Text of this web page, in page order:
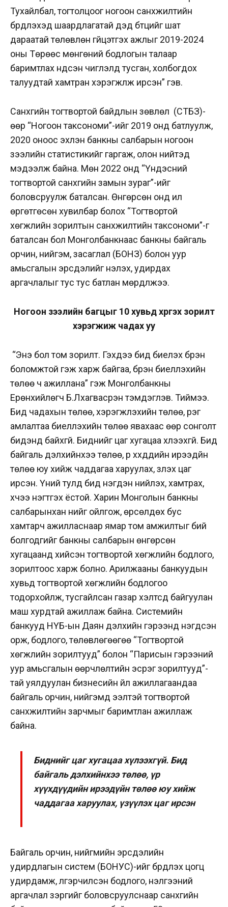
Тухайлбал, тогтолцоог ногоон санхүүжилтийн
бүрдүүлэхэд шаардлагатай дэд бүтцийг шат
дараатай төлөвлөн гүйцэтгэх ажлыг 2019-2024
оны Төрөөс мөнгөний бодлогын талаар
баримтлах үндсэн чиглэлд тусган, холбогдох
талуудтай хамтран хэрэгжүүлж ирсэн” гэв.
Санхүүгийн тогтвортой байдлын зөвлөл (СТБЗ)-
өөр “Ногоон таксономи”-ийг 2019 онд батлуулж,
2020 оноос эхлэн банкны салбарын ногоон
зээлийн статистикийг гаргаж, олон нийтэд
мэдээлж байна. Мөн 2022 онд “Үндэсний
тогтвортой санхүүгийн замын зураг”-ийг
боловсруулж баталсан. Өнгөрсөн онд илүү
өргөтгөсөн хувилбар болох “Тогтвортой
хөгжлийн зорилтын санхүүжилтийн таксономи”-г
баталсан бол Монголбанкнаас банкны байгаль
орчин, нийгэм, засаглал (БОНЗ) болон уур
амьсгалын эрсдэлийг үнэлэх, удирдах
аргачлалыг тус тус батлан мөрдүүлжээ.
Ногоон зээлийн багцыг 10 хувьд хүргэх зорилт
хэрэгжиж чадах уу
“Энэ бол том зорилт. Гэхдээ бид биелэх бүрэн
боломжтой гэж харж байгаа, бүрэн биелүүлэхийн
төлөө ч ажиллана” гэж Монголбанкны
Ерөнхийлөгч Б.Лхагвасүрэн тэмдэглэв. Тиймээ.
Бид чадахын төлөө, хэрэгжүүлэхийн төлөө, үүрэг
амлалтаа биелүүлэхийн төлөө явахаас өөр сонголт
бидэнд байхгүй. Биднийг цаг хугацаа хүлээхгүй. Бид
байгаль дэлхийнхээ төлөө, үр хүүхдүүдийн ирээдүйн
төлөө юу хийж чаддагаа харуулах, үзүүлэх цаг
ирсэн. Үүний тулд бид нэгдэн нийлэх, хамтрах,
хүчээ нэгтгэх ёстой. Харин Монголын банкны
салбарынхан үүнийг ойлгож, өрсөлдөх бус
хамтарч ажилласнаар ямар том амжилтыг бий
болгодгийг банкны салбарын өнгөрсөн
хугацаанд хийсэн тогтвортой хөгжлийн бодлого,
зорилтоос харж болно. Арилжааны банкуудын
хувьд тогтвортой хөгжлийн бодлогоо
тодорхойлж, тусгайлсан газар хэлтсүүд байгуулан
маш хурдтай ажиллаж байна. Системийн
банкууд НҮБ-ын Даян дэлхийн гэрээнд нэгдсэн
орж, бодлого, төлөвлөгөөгөө “Тогтвортой
хөгжлийн зорилтууд” болон “Парисын гэрээний
уур амьсгалын өөрчлөлтийн эсрэг зорилтууд”-
тай уялдуулан бизнесийн үйл ажиллагаандаа
байгаль орчин, нийгэмд ээлтэй тогтвортой
санхүүжилтийн зарчмыг баримтлан ажиллаж
байна.
Биднийг цаг хугацаа хүлээхгүй. Бид
байгаль дэлхийнхээ төлөө, үр
хүүхдүүдийн ирээдүйн төлөө юу хийж
чаддагаа харуулах, үзүүлэх цаг ирсэн
Байгаль орчин, нийгмийн эрсдэлийн
удирдлагын систем (БОНУС)-ийг бүрдүүлэх цогц
удирдамж, үлгэрчилсэн бодлого, үнэлгээний
аргачлал зэргийг боловсруулснаар санхүүгийн